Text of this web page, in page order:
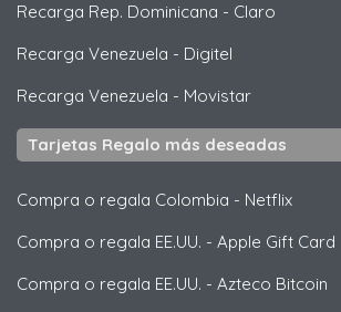
Recarga Rep. Dominicana - Claro
Recarga Venezuela - Digitel
Recarga Venezuela - Movistar
Tarjetas Regalo más deseadas
Compra o regala Colombia - Netflix
Compra o regala EE.UU. - Apple Gift Card
Compra o regala EE.UU. - Azteco Bitcoin